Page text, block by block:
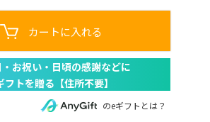
カートに入れる
のeギフトとは？